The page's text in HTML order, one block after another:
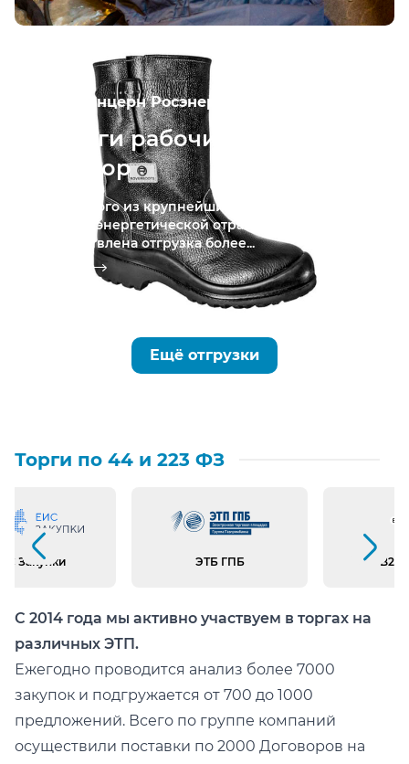
АО «Концерн Росэнергоатом»
Сапоги рабочие и ботинки
в с. Бор
Для одного из крупнейших предприятий
электроэнергетической отрасли России
осуществлена отгрузка более...
Ещё отгрузки
Торги по 44 и 223 ФЗ
Закупки ЭТБ ГПБ B2B
Предыдущий слайд
Следующий слайд
С 2014 года мы активно участвуем в торгах на
различных ЭТП.
Ежегодно проводится анализ более 7000
закупок и подгружается от 700 до 1000
предложений. Всего по группе компаний
осуществили поставки по 2000 Договоров на